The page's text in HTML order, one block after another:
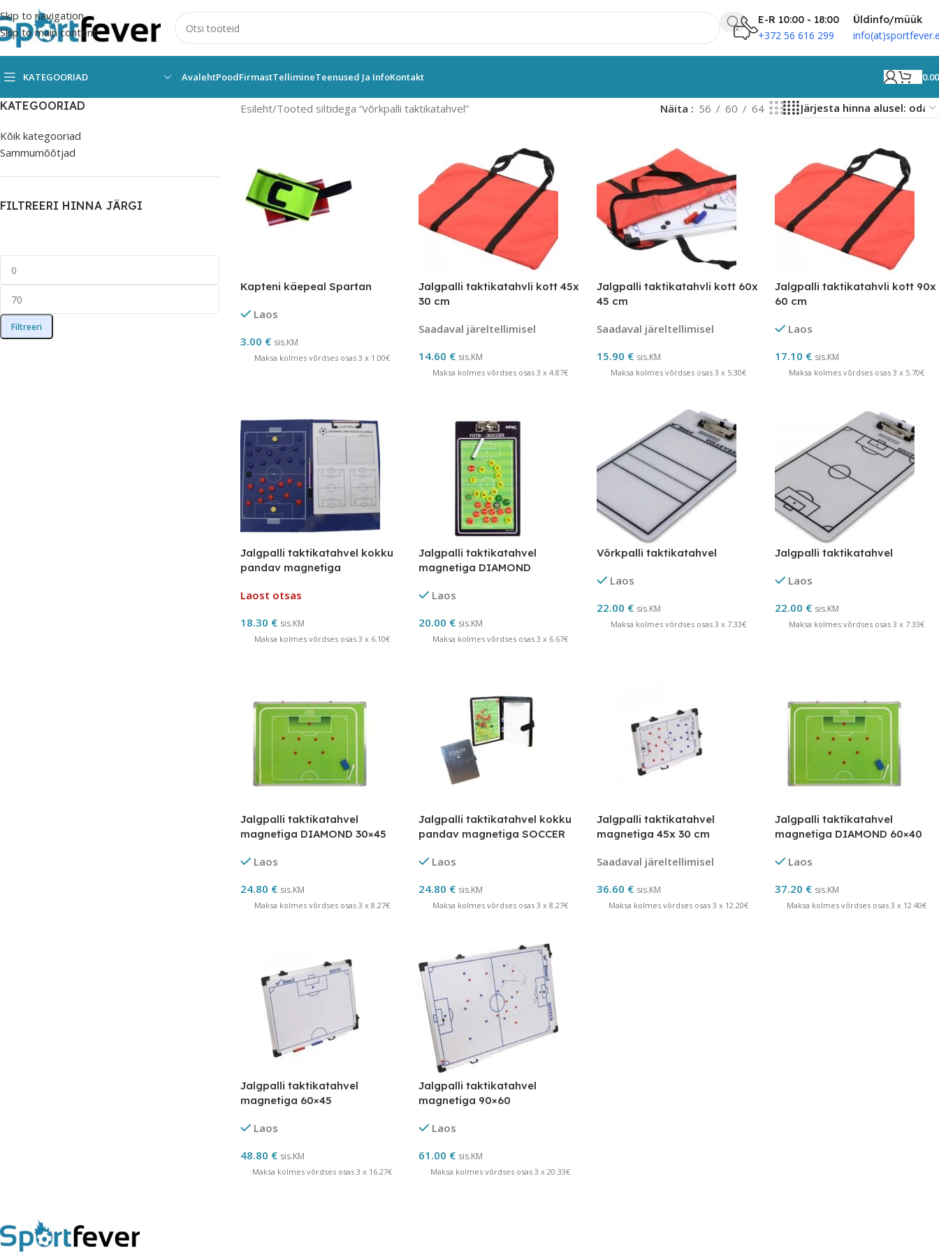
Skip to navigation
Skip to main content
E-R 10:00 - 18:00
+372 56 616 299
Üldinfo/müük
KATEGOORIAD AvalehtPoodFirmastTellimineTeenused Ja InfoKontakt
KATEGOORIAD
Kõik kategooriad
Sammumõõtjad
FILTREERI HINNA JÄRGI
Filtreeri
Esileht Tooted siltidega “võrkpalli taktikatahvel” Näita 56 60 64
Kapteni käepeal Spartan
Laos
3.00 € sis.KM
Maksa kolmes võrdses osas 3 x 1.00€
Jalgpalli taktikatahvli kott 45x
30 cm
Saadaval järeltellimisel
14.60 € sis.KM
Maksa kolmes võrdses osas 3 x 4.87€
Jalgpalli taktikatahvli kott 60x
45 cm
Saadaval järeltellimisel
15.90 € sis.KM
Maksa kolmes võrdses osas 3 x 5.30€
Jalgpalli taktikatahvli kott 90x
60 cm
Laos
17.10 € sis.KM
Maksa kolmes võrdses osas 3 x 5.70€
Jalgpalli taktikatahvel kokku
pandav magnetiga
Laost otsas
18.30 € sis.KM
Maksa kolmes võrdses osas 3 x 6.10€
Jalgpalli taktikatahvel
magnetiga DIAMOND
Laos
20.00 € sis.KM
Maksa kolmes võrdses osas 3 x 6.67€
Võrkpalli taktikatahvel
Laos
22.00 € sis.KM
Maksa kolmes võrdses osas 3 x 7.33€
Jalgpalli taktikatahvel
Laos
22.00 € sis.KM
Maksa kolmes võrdses osas 3 x 7.33€
Jalgpalli taktikatahvel
magnetiga DIAMOND 30×45
Laos
24.80 € sis.KM
Maksa kolmes võrdses osas 3 x 8.27€
Jalgpalli taktikatahvel kokku
pandav magnetiga SOCCER
Laos
24.80 € sis.KM
Maksa kolmes võrdses osas 3 x 8.27€
Jalgpalli taktikatahvel
magnetiga 45x 30 cm
Saadaval järeltellimisel
36.60 € sis.KM
Maksa kolmes võrdses osas 3 x 12.20€
Jalgpalli taktikatahvel
magnetiga DIAMOND 60×40
Laos
37.20 € sis.KM
Maksa kolmes võrdses osas 3 x 12.40€
Jalgpalli taktikatahvel
magnetiga 60×45
Laos
48.80 € sis.KM
Maksa kolmes võrdses osas 3 x 16.27€
Jalgpalli taktikatahvel
magnetiga 90×60
Laos
61.00 € sis.KM
Maksa kolmes võrdses osas 3 x 20.33€